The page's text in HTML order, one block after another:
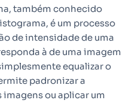
também conhecido
é um processo
de intensidade de uma
à de uma imagem
equalizar o
padronizar a
imagens ou aplicar um